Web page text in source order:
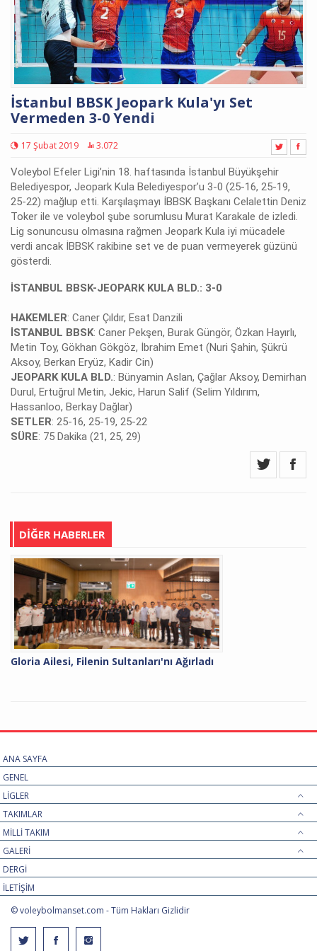
İstanbul BBSK Jeopark Kula'yı Set
Vermeden 3-0 Yendi
17 Şubat 2019 3.072
Voleybol Efeler Ligi’nin 18. haftasında İstanbul Büyükşehir
Belediyespor, Jeopark Kula Belediyespor’u 3-0 (25-16, 25-19,
25-22) mağlup etti. Karşılaşmayı İBBSK Başkanı Celalettin Deniz
Toker ile ve voleybol şube sorumlusu Murat Karakale de izledi.
Lig sonuncusu olmasına rağmen Jeopark Kula iyi mücadele
verdi ancak İBBSK rakibine set ve de puan vermeyerek güzünü
gösterdi.
İSTANBUL BBSK-JEOPARK KULA BLD.: 3-0
HAKEMLER: Caner Çıldır, Esat Danzili
İSTANBUL BBSK: Caner Pekşen, Burak Güngör, Özkan Hayırlı,
Metin Toy, Gökhan Gökgöz, İbrahim Emet (Nuri Şahin, Şükrü
Aksoy, Berkan Eryüz, Kadir Cin)
JEOPARK KULA BLD.: Bünyamin Aslan, Çağlar Aksoy, Demirhan
Durul, Ertuğrul Metin, Jekic, Harun Salif (Selim Yıldırım,
Hassanloo, Berkay Dağlar)
SETLER: 25-16, 25-19, 25-22
SÜRE: 75 Dakika (21, 25, 29)
DİĞER HABERLER
Gloria Ailesi, Filenin Sultanları'nı Ağırladı
ANA SAYFA
GENEL
LİGLER
TAKIMLAR
MİLLİ TAKIM
GALERİ
DERGİ
İLETİŞİM
© voleybolmanset.com - Tüm Hakları Gizlidir